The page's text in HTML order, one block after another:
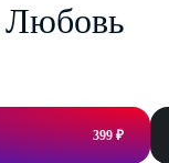
Любовь
399 ₽